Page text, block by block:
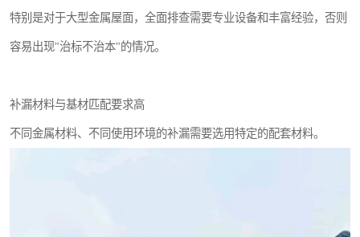
特别是对于大型金属屋面，全面排查需要专业设备和丰富经验，否则
容易出现"治标不治本"的情况。
补漏材料与基材匹配要求高
不同金属材料、不同使用环境的补漏需要选用特定的配套材料。